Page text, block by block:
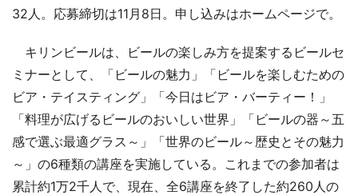
32人。応募締切は11月8日。申し込みはホームページで。
キリンビールは、ビールの楽しみ方を提案するビールセ
ミナーとして、「ビールの魅力」「ビールを楽しむための
ビア・テイスティング」「今日はビア・バーティー！」
「料理が広げるビールのおいしい世界」「ビールの器～五
感で選ぶ最適グラス～」「世界のビール～歴史とその魅力
～」の6種類の講座を実施している。これまでの参加者は
累計約1万2千人で、現在、全6講座を終了した約260人の